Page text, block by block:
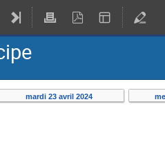
mardi 23 avril 2024